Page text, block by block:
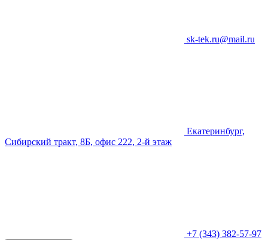
sk-tek.ru@mail.ru
Екатеринбург,
Сибирский тракт, 8Б, офис 222, 2-й этаж
+7 (343) 382-57-97